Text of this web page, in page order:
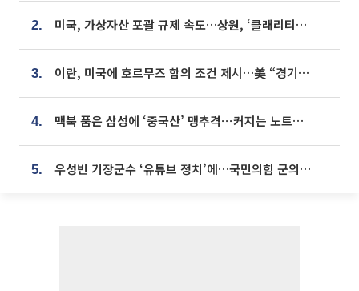
2. 미국, 가상자산 포괄 규제 속도…상원, ‘클래리티법’ 9월 절차투표 추진
3. 이란, 미국에 호르무즈 합의 조건 제시…美 “경기 아직 안 끝나” [종합]
4. 맥북 품은 삼성에 ‘중국산’ 맹추격⋯커지는 노트북 OLED 시장
5. 우성빈 기장군수 ‘유튜브 정치’에…국민의힘 군의원들 집단 반발